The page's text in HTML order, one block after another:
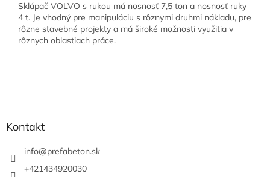
Sklápač VOLVO s rukou má nosnosť 7,5 ton a nosnosť ruky
4 t. Je vhodný pre manipuláciu s rôznymi druhmi nákladu, pre
rôzne stavebné projekty a má široké možnosti využitia v
rôznych oblastiach práce.
Kontakt
info@prefabeton.sk
+421434920030